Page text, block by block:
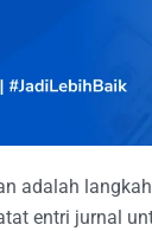
adalah
entri jurnal